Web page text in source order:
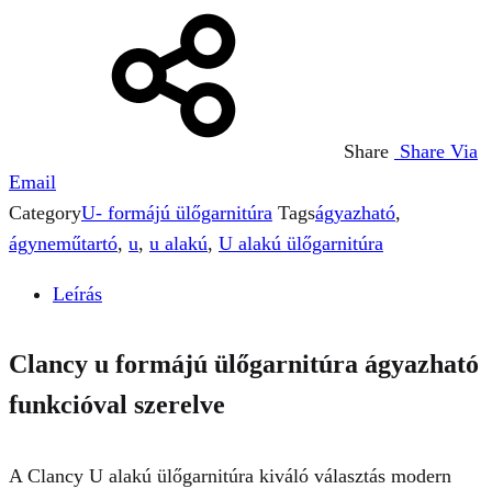
Share Share Via
Email
CategoryU- formájú ülőgarnitúra Tagságyazható,
ágyneműtartó, u, u alakú, U alakú ülőgarnitúra
Leírás
Clancy u formájú ülőgarnitúra ágyazható
funkcióval szerelve
A Clancy U alakú ülőgarnitúra kiváló választás modern